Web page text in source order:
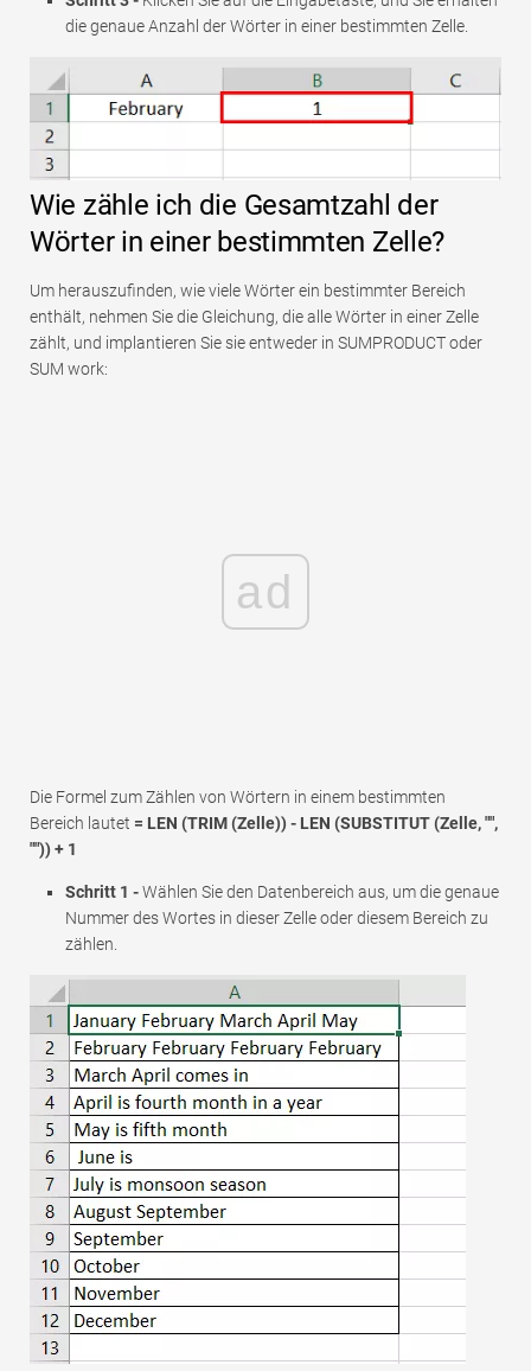
die genaue Anzahl der Wörter in einer bestimmten Zelle.
Wie zähle ich die Gesamtzahl der
Wörter in einer bestimmten Zelle?
Um herauszufinden, wie viele Wörter ein bestimmter Bereich
enthält, nehmen Sie die Gleichung, die alle Wörter in einer Zelle
zählt, und implantieren Sie sie entweder in SUMPRODUCT oder
SUM work:
ad
Die Formel zum Zählen von Wörtern in einem bestimmten
Bereich lautet = LEN (TRIM (Zelle)) - LEN (SUBSTITUT (Zelle, "",
"")) + 1
Schritt 1 -Wählen Sie den Datenbereich aus, um die genaue
Nummer des Wortes in dieser Zelle oder diesem Bereich zu
zählen.